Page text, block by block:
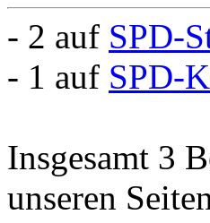
- 2 auf SPD-
- 1 auf SPD-
Insgesamt 3
unseren